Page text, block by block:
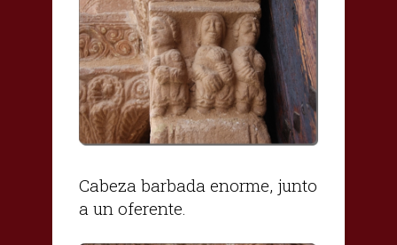
Cabeza barbada enorme, junto
a un oferente.